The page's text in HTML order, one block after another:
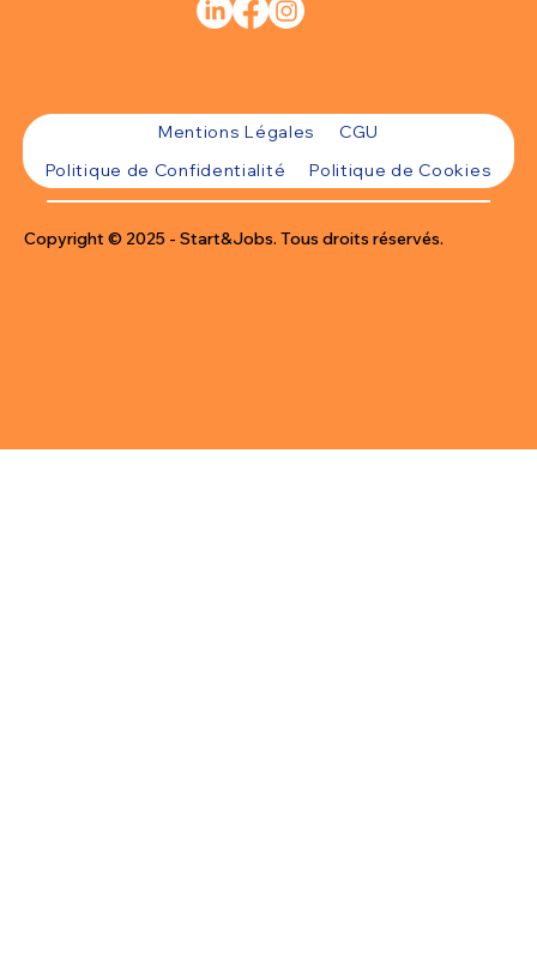
Copyright © 2025 - Start&Jobs. Tous droits réservés.
Mentions Légales
CGU
Politique de Confidentialité
Politique de Cookies